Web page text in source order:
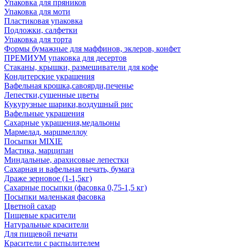
Упаковка для пряников
Упаковка для моти
Пластиковая упаковка
Подложки, салфетки
Упаковка для торта
Формы бумажные для маффинов, эклеров, конфет
ПРЕМИУМ упаковка для десертов
Стаканы, крышки, размешиватели для кофе
Кондитерские украшения
Вафельная крошка,савоярди,печенье
Лепестки,сушенные цветы
Кукурузные шарики,воздушный рис
Вафельные украшения
Сахарные украшения,медальоны
Мармелад, маршмеллоу
Посыпки MIXIE
Мастика, марципан
Миндальные, арахисовые лепестки
Сахарная и вафельная печать, бумага
Драже зерновое (1-1,5кг)
Сахарные посыпки (фасовка 0,75-1,5 кг)
Посыпки маленькая фасовка
Цветной сахар
Пищевые красители
Натуральные красители
Для пищевой печати
Красители с распылителем